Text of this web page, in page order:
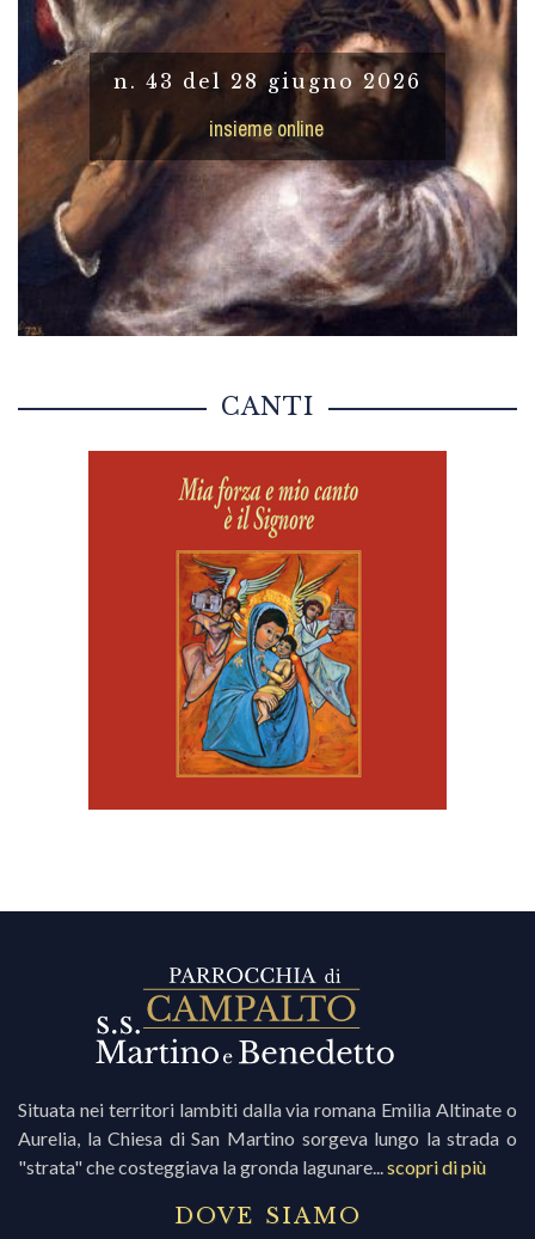
n. 43 del 28 giugno 2026
insieme online
CANTI
Situata nei territori lambiti dalla via romana Emilia Altinate o
Aurelia, la Chiesa di San Martino sorgeva lungo la strada o
"strata" che costeggiava la gronda lagunare...scopri di più
DOVE SIAMO